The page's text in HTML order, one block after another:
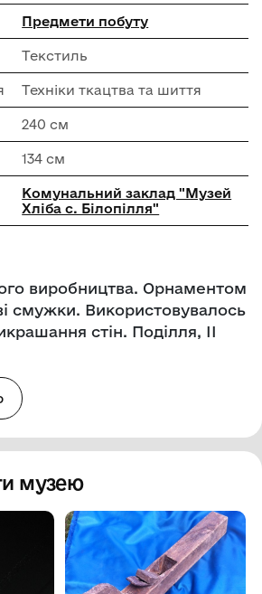
Предмети побуту
Текстиль
Техніки ткацтва та шиття
240 см
134 см
Комунальний заклад "Музей
Хліба с. Білопілля"
виробництва. Орнаментом
смужки. Використовувалось
стін. Поділля, ІІ
музею